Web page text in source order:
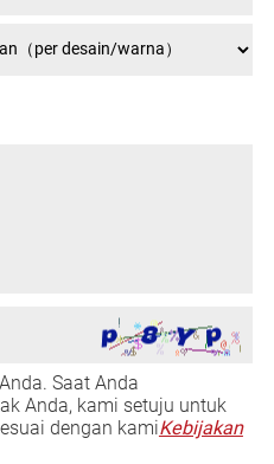
Saat Anda
Anda, kami setuju untuk
dengan kamiKebijakan